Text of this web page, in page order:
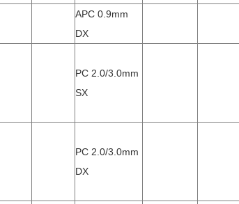
APC 0.9mm
DX
PC 2.0/3.0mm
SX
PC 2.0/3.0mm
DX